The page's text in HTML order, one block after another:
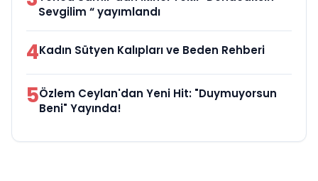
Sevgilim “ yayımlandı
4Kadın Sütyen Kalıpları ve Beden Rehberi
5Özlem Ceylan'dan Yeni Hit: "Duymuyorsun
Beni" Yayında!